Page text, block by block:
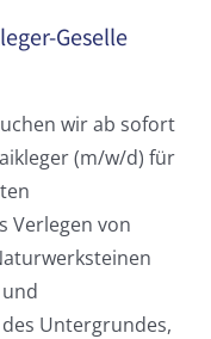
Geselle
wir ab sofort
(m/w/d) für
Verlegen von
Untergrundes,